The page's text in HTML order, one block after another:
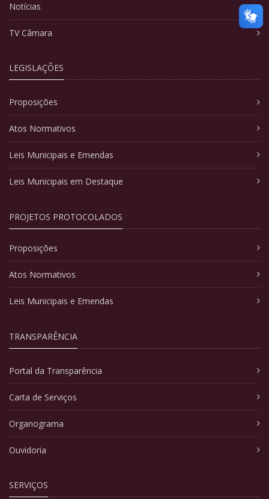
Notícias
TV Câmara
LEGISLAÇÕES
Proposições
Atos Normativos
Leis Municipais e Emendas
Leis Municipais em Destaque
PROJETOS PROTOCOLADOS
Proposições
Atos Normativos
Leis Municipais e Emendas
TRANSPARÊNCIA
Portal da Transparência
Carta de Serviços
Organograma
Ouvidoria
SERVIÇOS